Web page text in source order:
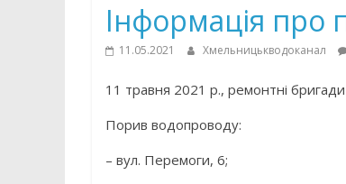
Інформація про
11.05.2021 Хмельницькводоканал
11 травня 2021 р., ремонтні
Порив водопроводу:
– вул. Перемоги, 6;